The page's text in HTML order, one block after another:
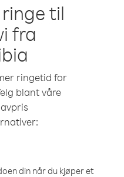
til
fra
ringetid for
blant våre
din når du kjøper et